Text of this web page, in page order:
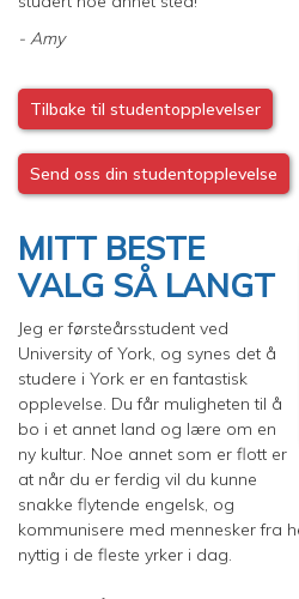
- Amy
Tilbake til studentopplevelser
Send oss din studentopplevelse
MITT BESTE
VALG SÅ LANGT
Jeg er førsteårsstudent ved
University of York, og synes det å
studere i York er en fantastisk
opplevelse. Du får muligheten til å
bo i et annet land og lære om en
ny kultur. Noe annet som er flott er
at når du er ferdig vil du kunne
snakke flytende engelsk, og
kommunisere med mennesker fra
nyttig i de fleste yrker i dag.